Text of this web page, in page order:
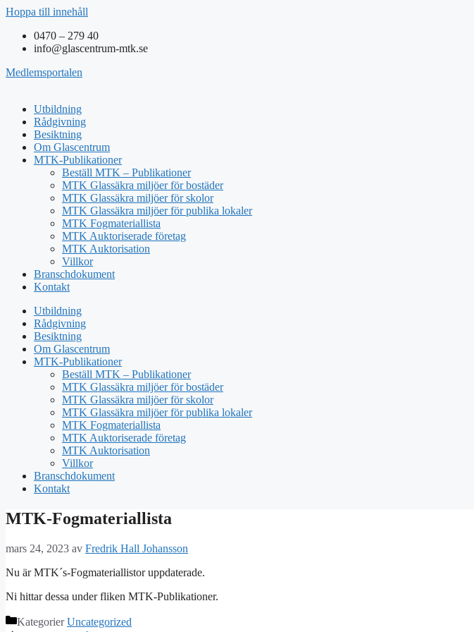
Hoppa till innehåll
0470 – 279 40
info@glascentrum-mtk.se
Medlemsportalen
Utbildning
Rådgivning
Besiktning
Om Glascentrum
MTK-Publikationer
Beställ MTK – Publikationer
MTK Glassäkra miljöer för bostäder
MTK Glassäkra miljöer för skolor
MTK Glassäkra miljöer för publika lokaler
MTK Fogmateriallista
MTK Auktoriserade företag
MTK Auktorisation
Villkor
Branschdokument
Kontakt
Utbildning
Rådgivning
Besiktning
Om Glascentrum
MTK-Publikationer
Beställ MTK – Publikationer
MTK Glassäkra miljöer för bostäder
MTK Glassäkra miljöer för skolor
MTK Glassäkra miljöer för publika lokaler
MTK Fogmateriallista
MTK Auktoriserade företag
MTK Auktorisation
Villkor
Branschdokument
Kontakt
MTK-Fogmateriallista
mars 24, 2023 av Fredrik Hall Johansson
Nu är MTK´s-Fogmateriallistor uppdaterade.
Ni hittar dessa under fliken MTK-Publikationer.
KategorierUncategorized